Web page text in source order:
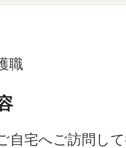
職
自宅へご訪問し